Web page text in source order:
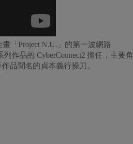
「Project N.U.」的第一波網路
作品的 CyberConnect2 擔任，主要角
品聞名的貞本義行操刀。